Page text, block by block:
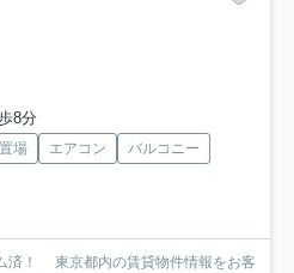
8分
場 エアコン
バルコニー
済！ 東京都内の賃貸物件情報をお客